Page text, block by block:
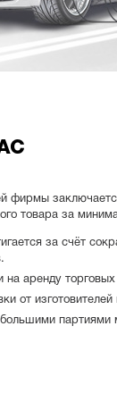
фирмы
товара за
за счёт
на аренду
от
партиями